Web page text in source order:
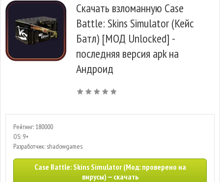
Скачать взломанную Case
Battle: Skins Simulator (Кейс
Батл) [МОД Unlocked] -
последняя версия apk на
Андроид
Рейтинг: 180000
OS: 9+
Разработчик: shadowgames
Case Battle: Skins Simulator (Мод: проверено на
вирусы) — скачать